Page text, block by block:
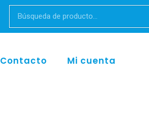
Contacto Mi cuenta